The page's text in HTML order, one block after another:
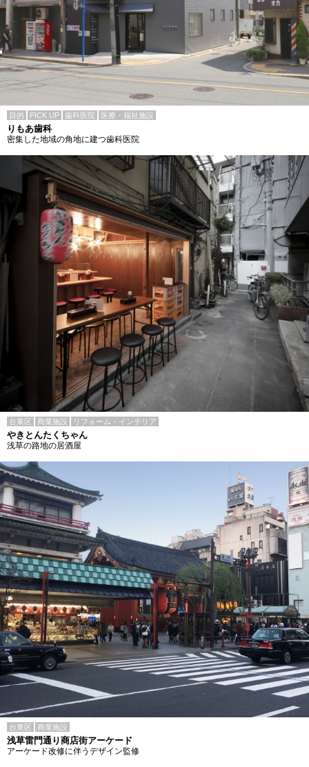
目的 PICK UP 歯科医院 医療・福祉施設
りもあ歯科
密集した地域の角地に建つ歯科医院
台東区 商業施設 リフォーム・インテリア
やきとんたくちゃん
浅草の路地の居酒屋
台東区 商業施設
浅草雷門通り商店街アーケード
アーケード改修に伴うデザイン監修